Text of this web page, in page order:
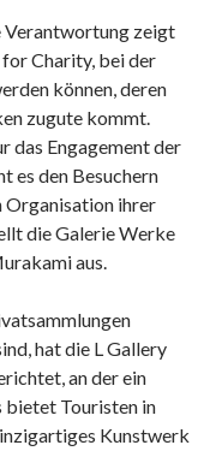
Verantwortung zeigt
Charity, bei der
können, deren
zugute kommt.
das Engagement der
es den Besuchern
Organisation ihrer
die Galerie Werke
aus.
hat die L Gallery
an der ein
bietet Touristen in
Kunstwerk